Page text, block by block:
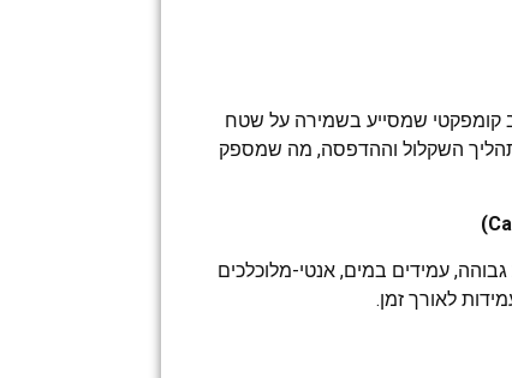
קומפקטי שמסייע בשמירה על שטח
השקלול וההדפסה, מה שמספק
עמידים במים, אנטי-מלוכלכים
לאורך זמן.